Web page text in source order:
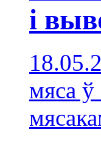
і
мяса